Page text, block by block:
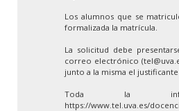
Los alumnos que se
formalizada la matrícula.
La solicitud debe
correo electrónico
junto a la misma el
Toda la
https://www.tel.uva.es/